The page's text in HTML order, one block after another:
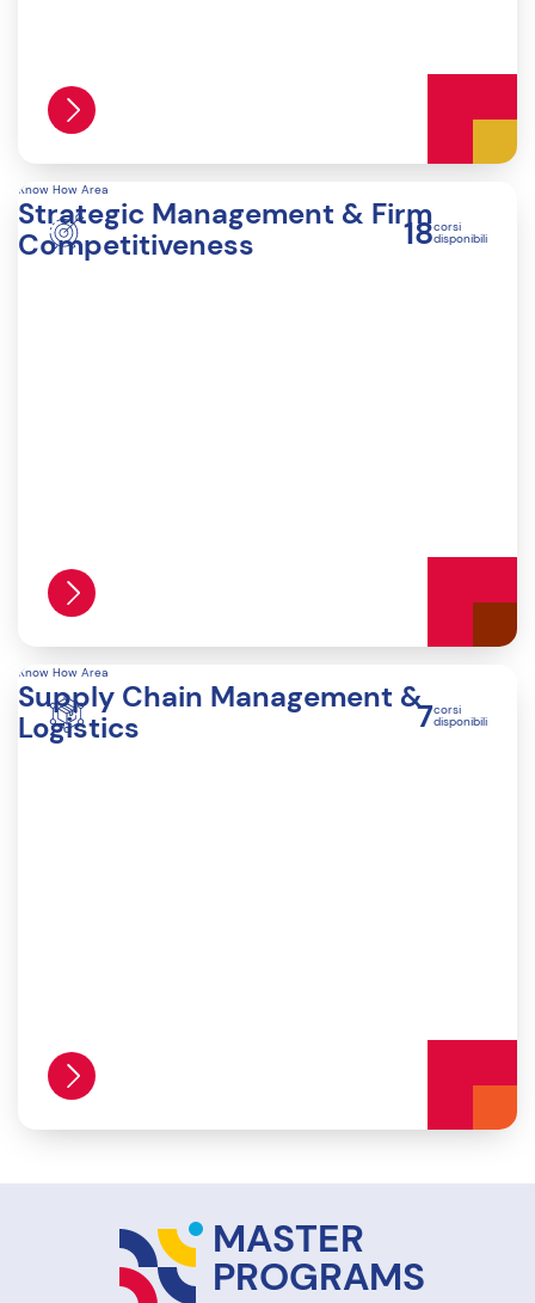
18corsi
disponibili
Know How Area
Strategic Management & Firm
Competitiveness
7corsi
disponibili
Know How Area
Supply Chain Management &
Logistics
MASTER
PROGRAMS